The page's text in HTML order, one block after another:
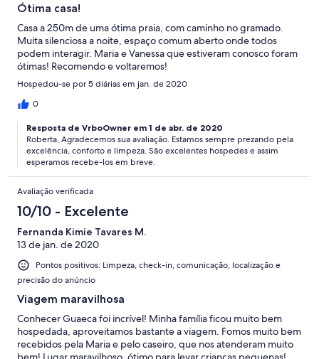
Ótima casa!
Casa a 250m de uma ótima praia, com caminho no gramado.
Muita silenciosa a noite, espaço comum aberto onde todos
podem interagir. Maria e Vanessa que estiveram conosco foram
ótimas! Recomendo e voltaremos!
Hospedou-se por 5 diárias em jan. de 2020
0
Resposta de VrboOwner em 1 de abr. de 2020
Roberta, Agradecemos sua avaliação. Estamos sempre prezando pela
excelência, conforto e limpeza. São excelentes hospedes e assim
esperamos recebe-los em breve.
Avaliação verificada
10/10 - Excelente
Fernanda Kimie Tavares M.
13 de jan. de 2020
Pontos positivos: Limpeza, check-in, comunicação, localização e
precisão do anúncio
Viagem maravilhosa
Conhecer Guaeca foi incrível! Minha família ficou muito bem
hospedada, aproveitamos bastante a viagem. Fomos muito bem
recebidos pela Maria e pelo caseiro, que nos atenderam muito